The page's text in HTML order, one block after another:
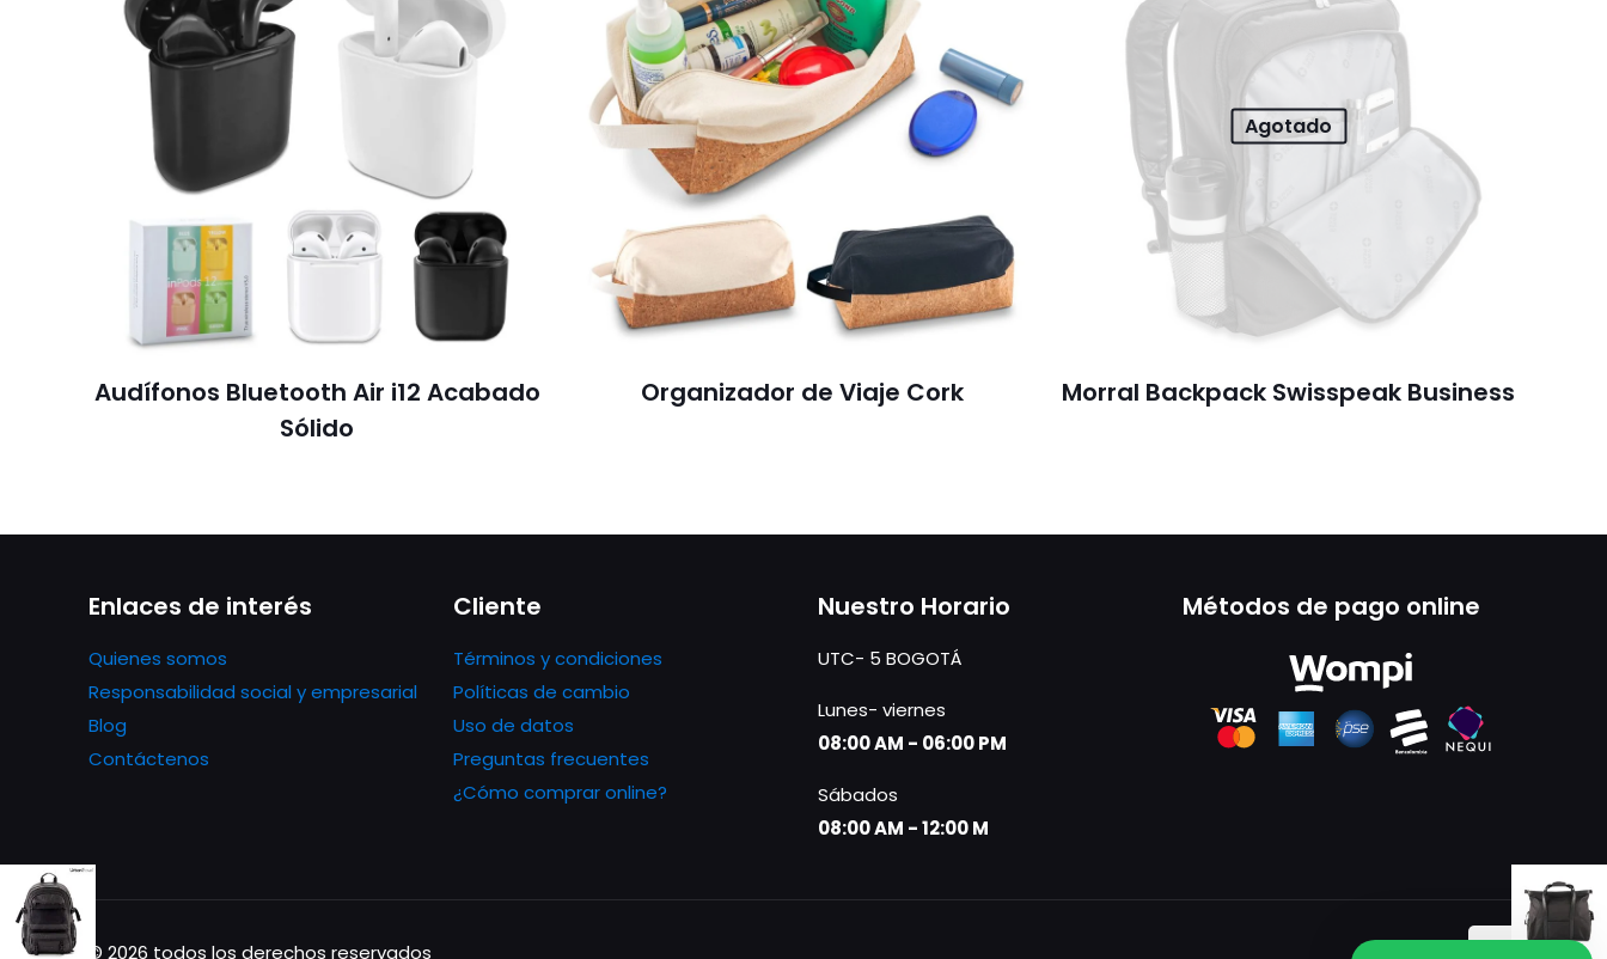
Audífonos Bluetooth Air i12 Acabado
Sólido
Organizador de Viaje Cork
Agotado
Morral Backpack Swisspeak Business
Enlaces de interés
Quienes somos
Responsabilidad social y empresarial
Blog
Contáctenos
Cliente
Términos y condiciones
Políticas de cambio
Uso de datos
Preguntas frecuentes
¿Cómo comprar online?
Nuestro Horario
UTC- 5 BOGOTÁ
Lunes- viernes
08:00 AM - 06:00 PM
Sábados
08:00 AM - 12:00 M
Métodos de pago online
© 2026 todos los derechos reservados